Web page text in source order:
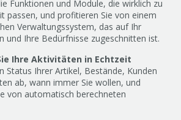
Funktionen und Module, die wirklich zu
passen, und profitieren Sie von einem
Verwaltungssystem, das auf Ihr
und Ihre Bedürfnisse zugeschnitten ist.
Ihre Aktivitäten in Echtzeit
Status Ihrer Artikel, Bestände, Kunden
ab, wann immer Sie wollen, und
von automatisch berechneten